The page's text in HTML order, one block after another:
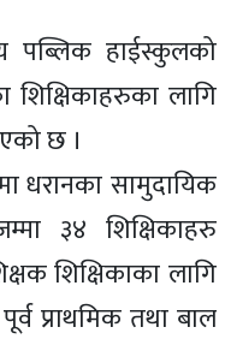
पब्लिक हाईस्कुलको
शिक्षिकाहरुका लागि
छ ।
धरानका सामुदायिक
३४ शिक्षिकाहरु
शिक्षिकाका लागि
प्राथमिक तथा बाल